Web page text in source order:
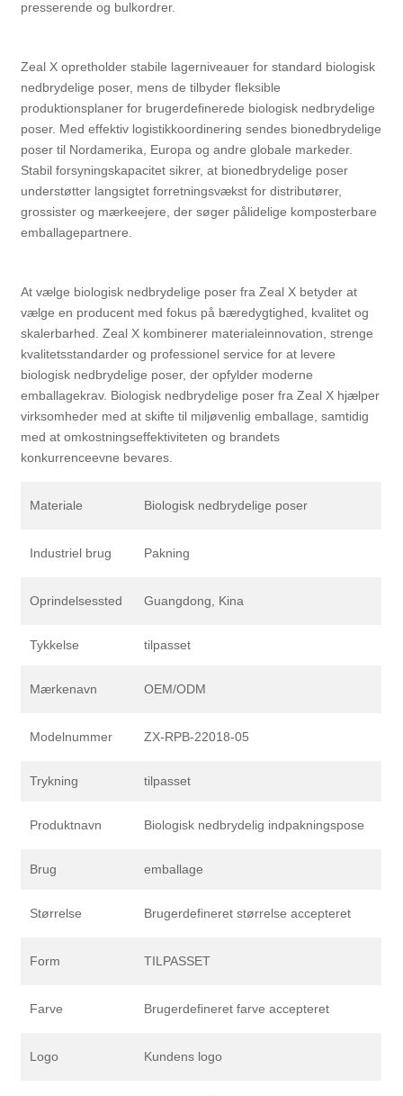
presserende og bulkordrer.
Zeal X opretholder stabile lagerniveauer for standard biologisk
nedbrydelige poser, mens de tilbyder fleksible
produktionsplaner for brugerdefinerede biologisk nedbrydelige
poser. Med effektiv logistikkoordinering sendes bionedbrydelige
poser til Nordamerika, Europa og andre globale markeder.
Stabil forsyningskapacitet sikrer, at bionedbrydelige poser
understøtter langsigtet forretningsvækst for distributører,
grossister og mærkeejere, der søger pålidelige komposterbare
emballagepartnere.
At vælge biologisk nedbrydelige poser fra Zeal X betyder at
vælge en producent med fokus på bæredygtighed, kvalitet og
skalerbarhed. Zeal X kombinerer materialeinnovation, strenge
kvalitetsstandarder og professionel service for at levere
biologisk nedbrydelige poser, der opfylder moderne
emballagekrav. Biologisk nedbrydelige poser fra Zeal X hjælper
virksomheder med at skifte til miljøvenlig emballage, samtidig
med at omkostningseffektiviteten og brandets
konkurrenceevne bevares.
Materiale Biologisk nedbrydelige poser
Industriel brug Pakning
Oprindelsessted Guangdong, Kina
Tykkelse tilpasset
Mærkenavn OEM/ODM
Modelnummer ZX-RPB-22018-05
Trykning tilpasset
Produktnavn Biologisk nedbrydelig indpakningspose
Brug emballage
Størrelse Brugerdefineret størrelse accepteret
Form TILPASSET
Farve Brugerdefineret farve accepteret
Logo Kundens logo